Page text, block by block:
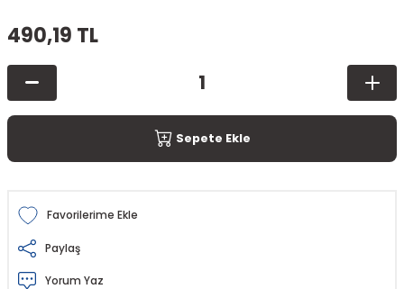
490,19 TL
Sepete Ekle
Paylaş
Yorum Yaz